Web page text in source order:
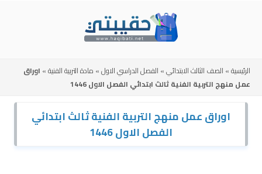
الرئيسية» الصف الثالث الابتدائي» الفصل الدراسي الاول» مادة التربية الفنية» اوراق
عمل منهج التربية الفنية ثالث ابتدائي الفصل الاول 1446
اوراق عمل منهج التربية الفنية ثالث ابتدائي
الفصل الاول 1446